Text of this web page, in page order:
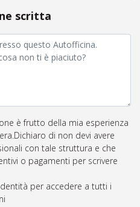
scritta
è frutto della mia esperienza
di non devi avere
con tale struttura e che
o pagamenti per scrivere
per accedere a tutti i